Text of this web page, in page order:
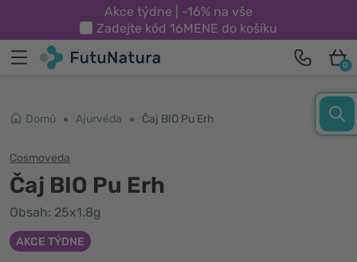
Akce týdne | -16% na vše
Zadejte kód 16MENE do košíku
0
Domů Ajurvéda Čaj BIO Pu Erh
Cosmoveda
Čaj BIO Pu Erh
Obsah: 25x1.8g
AKCE TÝDNE